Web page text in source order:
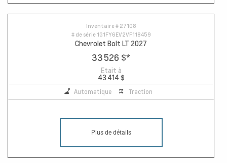
Inventaire # 27108
# de série 1G1FY6EV2VF118459
Chevrolet Bolt LT 2027
33 526 $*
Etait à
43 414 $
Automatique Traction
Plus de détails